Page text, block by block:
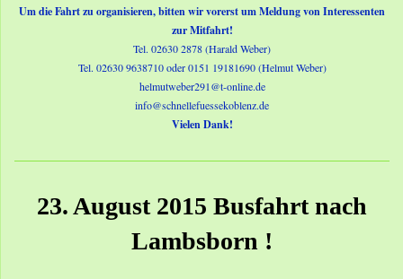
Um die Fahrt zu organisieren, bitten wir vorerst um Meldung von Interessenten
zur Mitfahrt!
Tel. 02630 2878 (Harald Weber)
Tel. 02630 9638710 oder 0151 19181690 (Helmut Weber)
helmutweber291@t-online.de
info@schnellefuessekoblenz.de
Vielen Dank!
23. August 2015 Busfahrt nach
Lambsborn !